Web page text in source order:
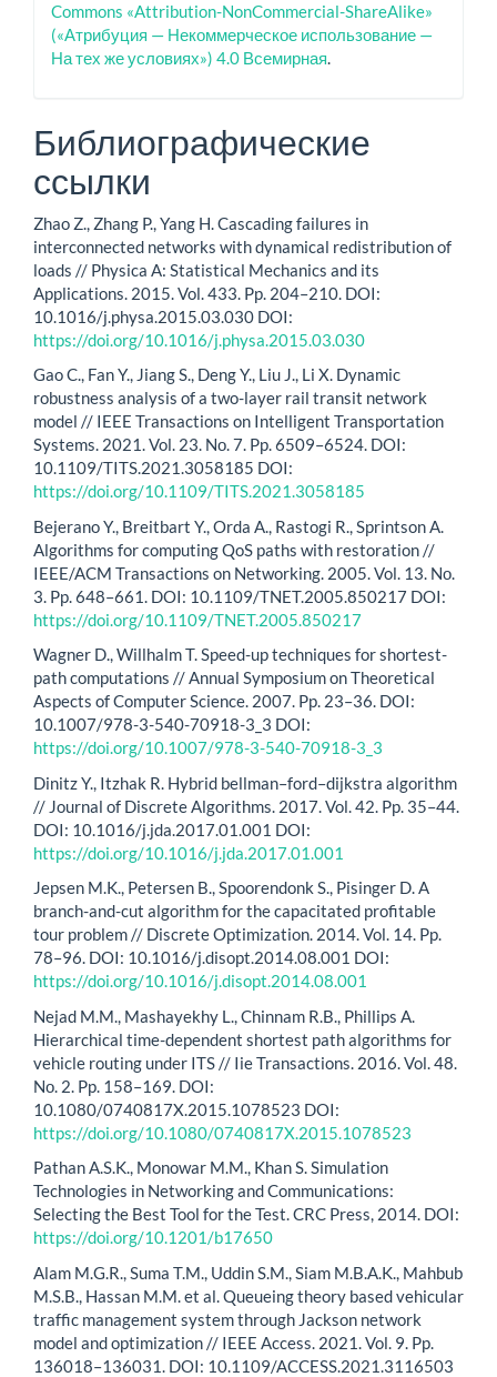
Commons «Attribution-NonCommercial-ShareAlike»
(«Атрибуция — Некоммерческое использование —
На тех же условиях») 4.0 Всемирная
Библиографические
ссылки
Zhao Z., Zhang P., Yang H. Cascading failures in
interconnected networks with dynamical redistribution of
loads // Physica A: Statistical Mechanics and its
Applications. 2015. Vol. 433. Pp. 204–210. DOI:
10.1016/j.physa.2015.03.030 DOI:
https://doi.org/10.1016/j.physa.2015.03.030
Gao C., Fan Y., Jiang S., Deng Y., Liu J., Li X. Dynamic
robustness analysis of a two-layer rail transit network
model // IEEE Transactions on Intelligent Transportation
Systems. 2021. Vol. 23. Nо. 7. Pp. 6509–6524. DOI:
10.1109/TITS.2021.3058185 DOI:
https://doi.org/10.1109/TITS.2021.3058185
Bejerano Y., Breitbart Y., Orda A., Rastogi R., Sprintson A.
Algorithms for computing QoS paths with restoration //
IEEE/ACM Transactions on Networking. 2005. Vol. 13. Nо.
3. Pp. 648–661. DOI: 10.1109/TNET.2005.850217 DOI:
https://doi.org/10.1109/TNET.2005.850217
Wagner D., Willhalm T. Speed-up techniques for shortest-
path computations // Annual Symposium on Theoretical
Aspects of Computer Science. 2007. Pp. 23–36. DOI:
10.1007/978-3-540-70918-3_3 DOI:
https://doi.org/10.1007/978-3-540-70918-3_3
Dinitz Y., Itzhak R. Hybrid bellman–ford–dijkstra algorithm
// Journal of Discrete Algorithms. 2017. Vol. 42. Pp. 35–44.
DOI: 10.1016/j.jda.2017.01.001 DOI:
https://doi.org/10.1016/j.jda.2017.01.001
Jepsen M.K., Petersen B., Spoorendonk S., Pisinger D. A
branch-and-cut algorithm for the capacitated profitable
tour problem // Discrete Optimization. 2014. Vol. 14. Pp.
78–96. DOI: 10.1016/j.disopt.2014.08.001 DOI:
https://doi.org/10.1016/j.disopt.2014.08.001
Nejad M.M., Mashayekhy L., Chinnam R.B., Phillips A.
Hierarchical time-dependent shortest path algorithms for
vehicle routing under ITS // Iie Transactions. 2016. Vol. 48.
Nо. 2. Pp. 158–169. DOI:
10.1080/0740817X.2015.1078523 DOI:
https://doi.org/10.1080/0740817X.2015.1078523
Pathan A.S.K., Monowar M.M., Khan S. Simulation
Technologies in Networking and Communications:
Selecting the Best Tool for the Test. CRC Press, 2014. DOI:
https://doi.org/10.1201/b17650
Alam M.G.R., Suma T.M., Uddin S.M., Siam M.B.A.K., Mah­bub
M.S.B., Hassan M.M. et al. Queueing theory based vehicular
traffic management system through Jackson network
model and optimization // IEEE Access. 2021. Vol. 9. Pp.
136018–136031. DOI: 10.1109/ACCESS.2021.3116503